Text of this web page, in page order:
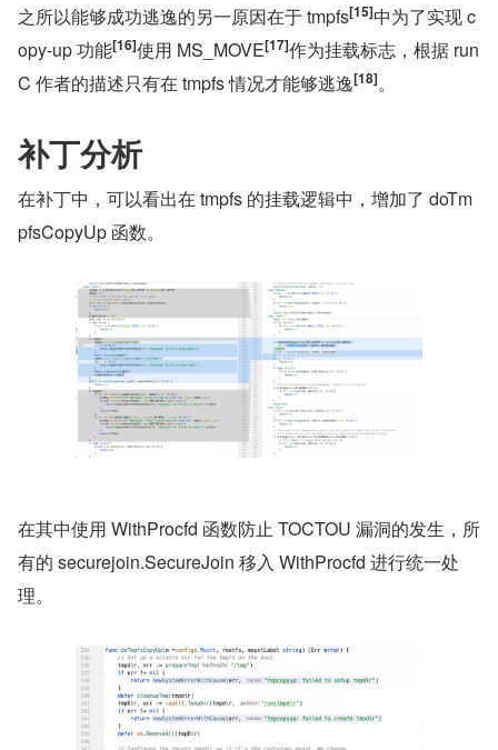
之所以能够成功逃逸的另一原因在于 tmpfs[15]中为了实现 c
opy-up 功能[16]使用 MS_MOVE[17]作为挂载标志，根据 run
C 作者的描述只有在 tmpfs 情况才能够逃逸[18]。
补丁分析
在补丁中，可以看出在 tmpfs 的挂载逻辑中，增加了 doTm
pfsCopyUp 函数。
在其中使用 WithProcfd 函数防止 TOCTOU 漏洞的发生，所
有的 securejoin.SecureJoin 移入 WithProcfd 进行统一处
理。